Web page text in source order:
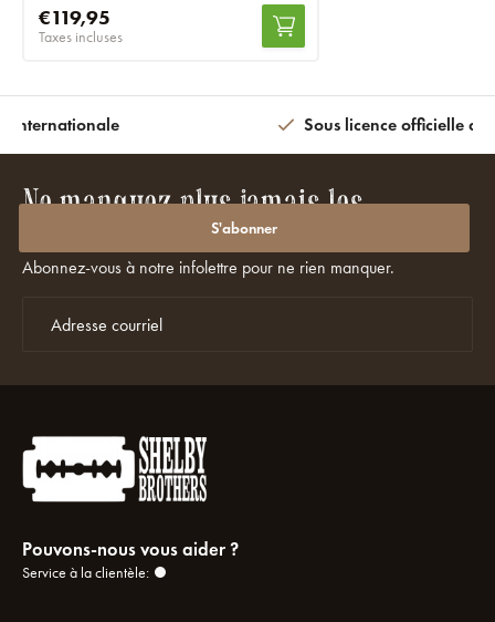
€119,95
Taxes incluses
internationale Sous licence officielle
Ne manquez plus jamais les
promotions ou les réductions ?
Abonnez-vous à notre infolettre pour ne rien manquer.
S'abonner
Pouvons-nous vous aider ?
Service à la clientèle: